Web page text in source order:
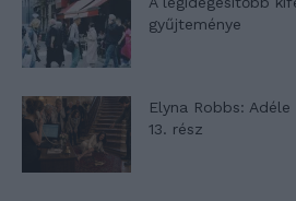
gyűjteménye
Elyna Robbs:
13. rész